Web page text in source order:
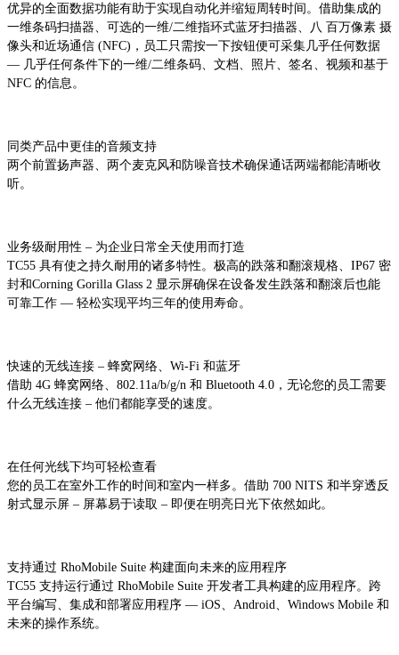
优异的全面数据功能有助于实现自动化并缩短周转时间。借助集成的
一维条码扫描器、可选的一维/二维指环式蓝牙扫描器、八 百万像素 摄
像头和近场通信 (NFC)，员工只需按一下按钮便可采集几乎任何数据
— 几乎任何条件下的一维/二维条码、文档、照片、签名、视频和基于
NFC 的信息。
同类产品中更佳的音频支持
两个前置扬声器、两个麦克风和防噪音技术确保通话两端都能清晰收
听。
业务级耐用性 – 为企业日常全天使用而打造
TC55 具有使之持久耐用的诸多特性。极高的跌落和翻滚规格、IP67 密
封和Corning Gorilla Glass 2 显示屏确保在设备发生跌落和翻滚后也能
可靠工作 — 轻松实现平均三年的使用寿命。
快速的无线连接 – 蜂窝网络、Wi-Fi 和蓝牙
借助 4G 蜂窝网络、802.11a/b/g/n 和 Bluetooth 4.0，无论您的员工需要
什么无线连接 – 他们都能享受的速度。
在任何光线下均可轻松查看
您的员工在室外工作的时间和室内一样多。借助 700 NITS 和半穿透反
射式显示屏 – 屏幕易于读取 – 即便在明亮日光下依然如此。
支持通过 RhoMobile Suite 构建面向未来的应用程序
TC55 支持运行通过 RhoMobile Suite 开发者工具构建的应用程序。跨
平台编写、集成和部署应用程序 — iOS、Android、Windows Mobile 和
未来的操作系统。